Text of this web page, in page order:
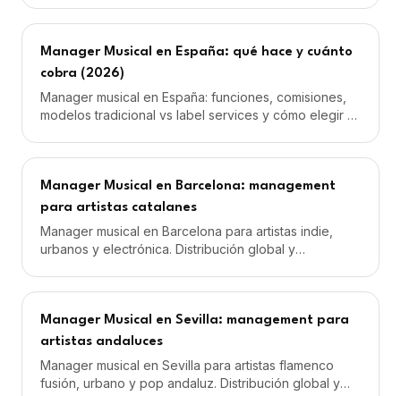
Manager Musical en España: qué hace y cuánto
cobra (2026)
Manager musical en España: funciones, comisiones,
modelos tradicional vs label services y cómo elegir el
Manager Musical en Barcelona: management
para artistas catalanes
Manager musical en Barcelona para artistas indie,
urbanos y electrónica. Distribución global y
Manager Musical en Sevilla: management para
artistas andaluces
Manager musical en Sevilla para artistas flamenco
fusión, urbano y pop andaluz. Distribución global y